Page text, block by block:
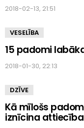
2018-02-13, 21:51
VESELĪBA
15 padomi
2018-01-30, 22:13
DZĪVE
Kā mīlošs
iznīcina